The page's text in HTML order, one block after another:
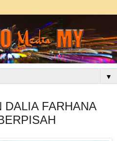
▼
FARHANA